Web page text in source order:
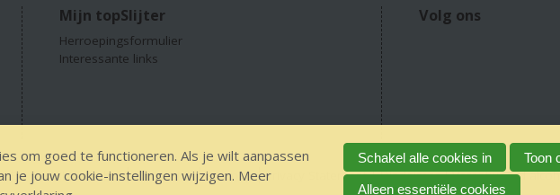
Mijn topSlijter
Herroepingsformulier
Interessante links
Volg ons
18 GEEN alcohol IDIN/ITSME sitemap Privacy Statement Disclaimer Verantwoord
om goed te functioneren. Als je wilt aanpassen
je jouw cookie-instellingen wijzigen. Meer
Schakel alle cookies in Toon
Alleen essentiële cookies